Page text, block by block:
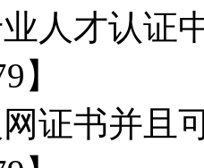
人才认证
】
证书并且